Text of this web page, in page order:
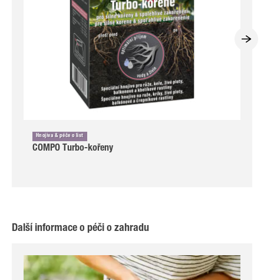
Hnojiva & péče o list
COMPO Turbo-kořeny
Další informace o péči o zahradu